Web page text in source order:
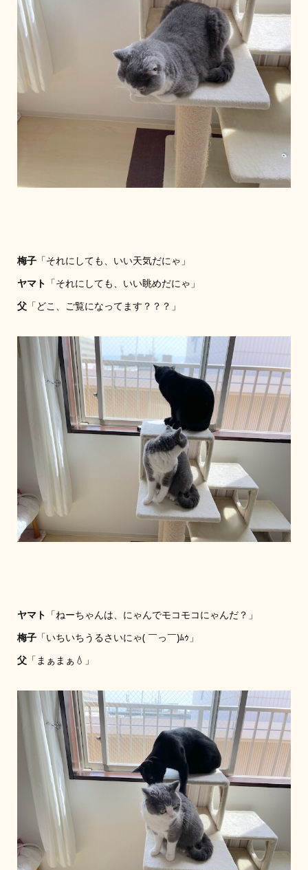
梅子「それにしても、いい天気だにゃ」
ヤマト 「それにしても、いい眺めだにゃ」
父「どこ、ご覧になってます？？？」
ヤマト 「ねーちゃんは、にゃんでモコモコにゃんだ？」
梅子「いちいちうるさいにゃ( ￣っ￣)ﾑｩ」
父「まぁまぁ💧」